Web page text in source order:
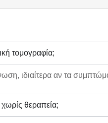
τομογραφία;
, ιδιαίτερα αν τα
χωρίς θεραπεία;